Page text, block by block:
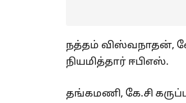
நத்தம் விஸ்வநாதன்,
நியமித்தார் ஈபிஎஸ்.
தங்கமணி, கே.சி